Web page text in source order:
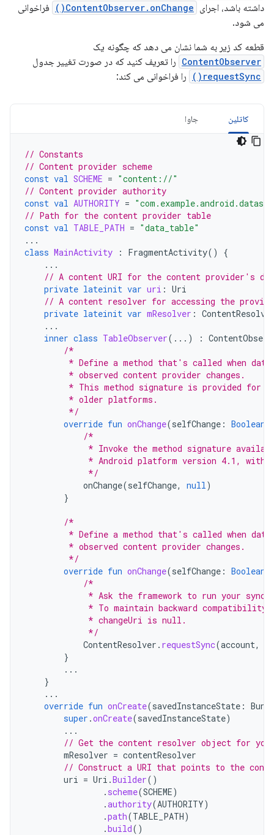
داشته باشد، اجرای ContentObserver.onChange()
فراخوانی
می شود.
قطعه کد زیر به شما نشان می دهد که چگونه یک
ContentObserver را تعریف کنید که در صورت تغییر جدول
requestSync() را فراخوانی می کند:
کاتلین جاوا
// Constants
// Content provider scheme
const val SCHEME = "content://"
// Content provider authority
const val AUTHORITY =
// Path for the content provider table
const val TABLE_PATH = "data_table"
...
class MainActivity : FragmentActivity()
{
...
// A content URI for the content provider's
private lateinit var uri : Uri
// A content resolver for accessing the
private lateinit var mResolver :
...
inner class TableObserver(...) :
/*
* Define a method that's called when data
         * observed content provider changes.
* This method signature is provided for
         * older platforms.
         */
override fun onChange(selfChange : Boolean
/*
* Invoke the method signature
* Android platform version 4.1, with
             */
onChange(selfChange, null)
}
/*
* Define a method that's called when data
         * observed content provider changes.
         */
override fun onChange(selfChange : Boolean
/*
* Ask the framework to run your sync
* To maintain backward
             * changeUri is null.
             */
ContentResolver . requestSync(account,
}
...
}
...
override fun onCreate(savedInstanceState :
super .onCreate(savedInstanceState)
...
// Get the content resolver object for
mResolver = contentResolver
// Construct a URI that points to the
uri = Uri .Builder()
. scheme(SCHEME)
.authority(AUTHORITY)
.path(TABLE_PATH)
.build()